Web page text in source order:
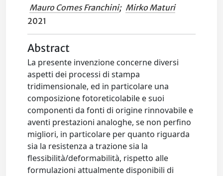
Mauro Comes Franchini; Mirko Maturi
2021
Abstract
La presente invenzione concerne diversi
aspetti dei processi di stampa
tridimensionale, ed in particolare una
composizione fotoreticolabile e suoi
componenti da fonti di origine rinnovabile e
aventi prestazioni analoghe, se non perfino
migliori, in particolare per quanto riguarda
sia la resistenza a trazione sia la
flessibilità/deformabilità, rispetto alle
formulazioni attualmente disponibili di